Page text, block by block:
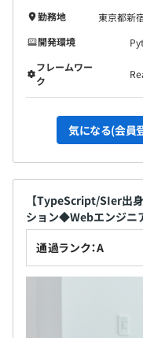
勤務地
東京都新
開発環境
フレームワー
ク
気になる(会員
【TypeScript/SIer出
ション◆Webエンジニ
通過ランク：A